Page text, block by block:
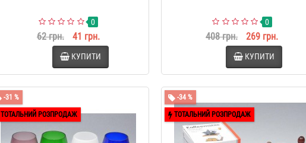
0
62 грн. 41 грн.
КУПИТИ
0
408 грн. 269 грн.
КУПИТИ
-31 %
ТОТАЛЬНИЙ РОЗПРОДАЖ
-34 %
ТОТАЛЬНИЙ РОЗПРОДАЖ